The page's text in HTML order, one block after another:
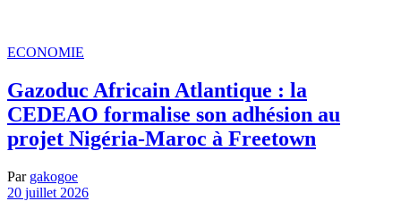
ECONOMIE
Gazoduc Africain Atlantique : la
CEDEAO formalise son adhésion au
projet Nigéria-Maroc à Freetown
Par gakogoe
20 juillet 2026